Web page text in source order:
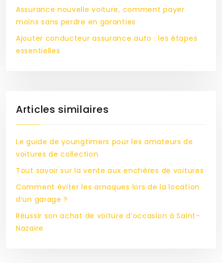
Assurance nouvelle voiture, comment payer
moins sans perdre en garanties
Ajouter conducteur assurance auto : les étapes
essentielles
Articles similaires
Le guide de youngtimers pour les amateurs de
voitures de collection
Tout savoir sur la vente aux enchères de voitures
Comment éviter les arnaques lors de la location
d’un garage ?
Réussir son achat de voiture d’occasion à Saint-
Nazaire